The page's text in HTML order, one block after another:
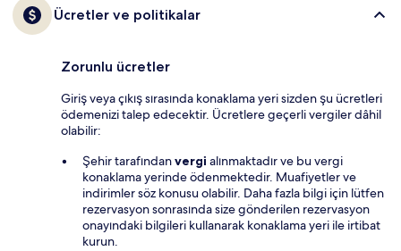
Ücretler ve politikalar
Zorunlu ücretler
Giriş veya çıkış sırasında konaklama yeri sizden şu ücretleri
ödemenizi talep edecektir. Ücretlere geçerli vergiler dâhil
olabilir:
Şehir tarafındanvergi alınmaktadır ve bu vergi
konaklama yerinde ödenmektedir. Muafiyetler ve
indirimler söz konusu olabilir. Daha fazla bilgi için lütfen
rezervasyon sonrasında size gönderilen rezervasyon
onayındaki bilgileri kullanarak konaklama yeri ile irtibat
kurun.